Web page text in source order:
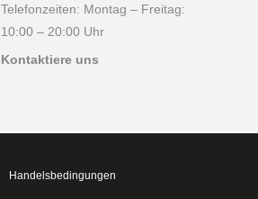
Telefonzeiten: Montag – Freitag:
10:00 – 20:00 Uhr
Kontaktiere uns
Handelsbedingungen